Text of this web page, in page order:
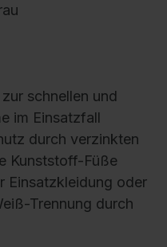
schnellen und
im Einsatzfall
durch verzinkten
Kunststoff-Füße
Einsatzkleidung oder
Trennung durch